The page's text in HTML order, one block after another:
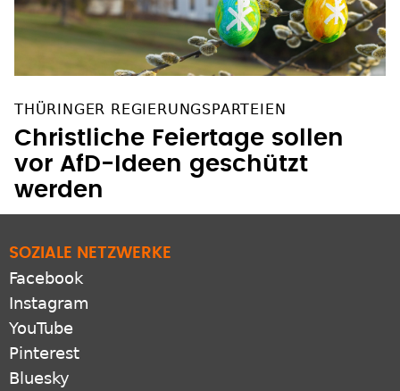
THÜRINGER REGIERUNGSPARTEIEN
Christliche Feiertage sollen
vor AfD-Ideen geschützt
werden
SOZIALE NETZWERKE
Facebook
Instagram
YouTube
Pinterest
Bluesky